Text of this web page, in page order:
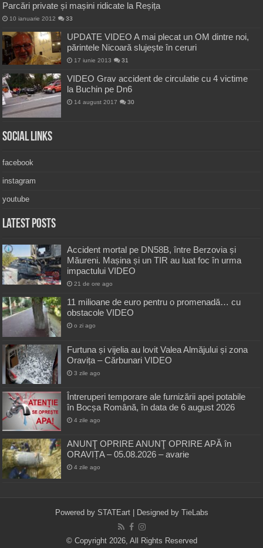
Parcări private și mașini ridicate la Reșița
10 ianuarie 2012 33
UPDATE VIDEO A mai plecat un OM dintre noi,
părintele Nicoară slujește în ceruri
17 iunie 2013 31
VIDEO Grav accident de circulatie cu 4 victime
la Buchin pe Dn6
14 august 2017 30
Social Links
facebook
instagram
youtube
Latest Posts
Accident mortal pe DN58B, între Berzovia și
Măureni. Mașina și un TIR au luat foc în urma
impactului VIDEO
21 de ore ago
11 milioane de euro pentru o promenadă… cu
obstacole VIDEO
o zi ago
Furtuna și vijelia au lovit Valea Almăjului și zona
Oravița – Cărbunari VIDEO
3 zile ago
Întreruperi temporare ale furnizării apei potabile
în Bocșa Română, în data de 6 august 2026
4 zile ago
ANUNŢ OPRIRE ANUNŢ OPRIRE APĂ în
ORAVIȚA – 05.08.2026 – avarie
4 zile ago
Powered by STATEart| Designed by TieLabs
© Copyright 2026, All Rights Reserved